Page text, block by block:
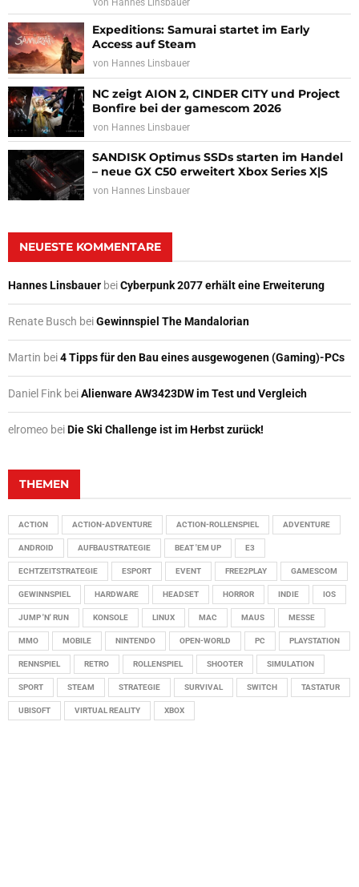
von Hannes Linsbauer
Expeditions: Samurai startet im Early
Access auf Steam
von Hannes Linsbauer
NC zeigt AION 2, CINDER CITY und Project
Bonfire bei der gamescom 2026
von Hannes Linsbauer
SANDISK Optimus SSDs starten im Handel
– neue GX C50 erweitert Xbox Series X|S
von Hannes Linsbauer
NEUESTE KOMMENTARE
Hannes Linsbauer beiCyberpunk 2077 erhält eine Erweiterung
Renate Busch beiGewinnspiel The Mandalorian
Martin bei4 Tipps für den Bau eines ausgewogenen (Gaming)-PCs
Daniel Fink beiAlienware AW3423DW im Test und Vergleich
elromeo beiDie Ski Challenge ist im Herbst zurück!
THEMEN
ACTION ACTION-ADVENTURE ACTION-ROLLENSPIEL ADVENTURE
ANDROID AUFBAUSTRATEGIE BEAT 'EM UP E3
ECHTZEITSTRATEGIE ESPORT EVENT FREE2PLAY GAMESCOM
GEWINNSPIEL HARDWARE HEADSET HORROR INDIE IOS
JUMP 'N' RUN KONSOLE LINUX MAC MAUS MESSE
MMO MOBILE NINTENDO OPEN-WORLD PC PLAYSTATION
RENNSPIEL RETRO ROLLENSPIEL SHOOTER SIMULATION
SPORT STEAM STRATEGIE SURVIVAL SWITCH TASTATUR
UBISOFT VIRTUAL REALITY XBOX